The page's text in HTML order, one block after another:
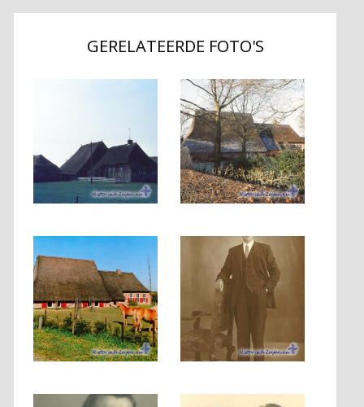
GERELATEERDE FOTO'S